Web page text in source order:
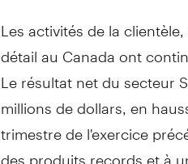
Les activités de la
détail au Canadaont
Le résultat net du secteur
millions de dollars, en
trimestre de l'exercice
des produits records et à